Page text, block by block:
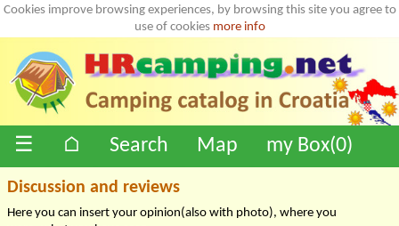
Cookies improve browsing experiences, by browsing this site you agree to
use of cookies more info
☰ ⌂ Search Map my Box(0)
Discussion and reviews
Here you can insert your opinion(also with photo), where you